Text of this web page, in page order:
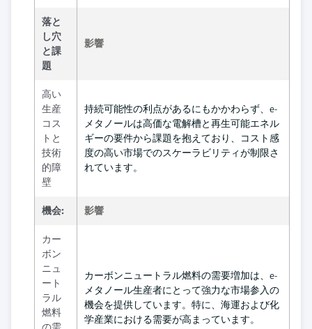
落と
し穴
と課
題
影響
高い
生産
コス
トと
技術
的障
壁
持続可能性の利点があるにもかかわらず、e-
メタノールは高価な電解槽と再生可能エネル
ギーの要件から課題を抱えており、コスト感
度の高い市場でのスケーラビリティが制限さ
れています。
機会: 影響
カー
ボン
ニュ
ート
ラル
燃料
カーボンニュートラル燃料の需要増加は、e-
メタノール生産者にとって強力な市場参入の
機会を提供しています。特に、海運および化
学産業における需要が高まっています。